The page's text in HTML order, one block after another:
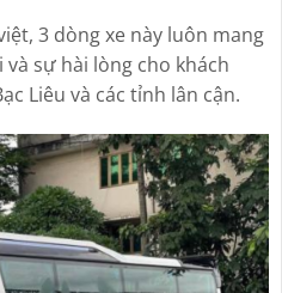
3 dòng xe này luôn mang
sự hài lòng cho khách
Liêu và các tỉnh lân cận.